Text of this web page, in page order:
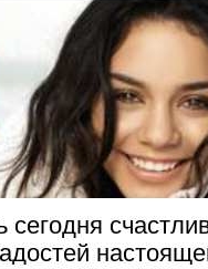
сегодня